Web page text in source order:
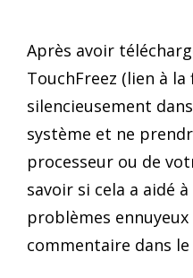
Après avoir
TouchFreez (lien à la
silencieusement
système et ne
processeur ou de
savoir si cela a aidé
problèmes
commentaire dans